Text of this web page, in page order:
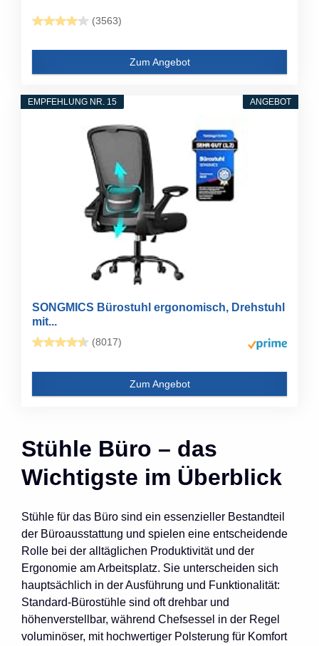
(3563)
Zum Angebot
ANGEBOT
EMPFEHLUNG NR. 15
SONGMICS Bürostuhl ergonomisch, Drehstuhl
mit...
(8017)
Zum Angebot
Stühle Büro – das
Wichtigste im Überblick
Stühle für das Büro sind ein essenzieller Bestandteil
der Büroausstattung und spielen eine entscheidende
Rolle bei der alltäglichen Produktivität und der
Ergonomie am Arbeitsplatz. Sie unterscheiden sich
hauptsächlich in der Ausführung und Funktionalität:
Standard-Bürostühle sind oft drehbar und
höhenverstellbar, während Chefsessel in der Regel
voluminöser, mit hochwertiger Polsterung für Komfort